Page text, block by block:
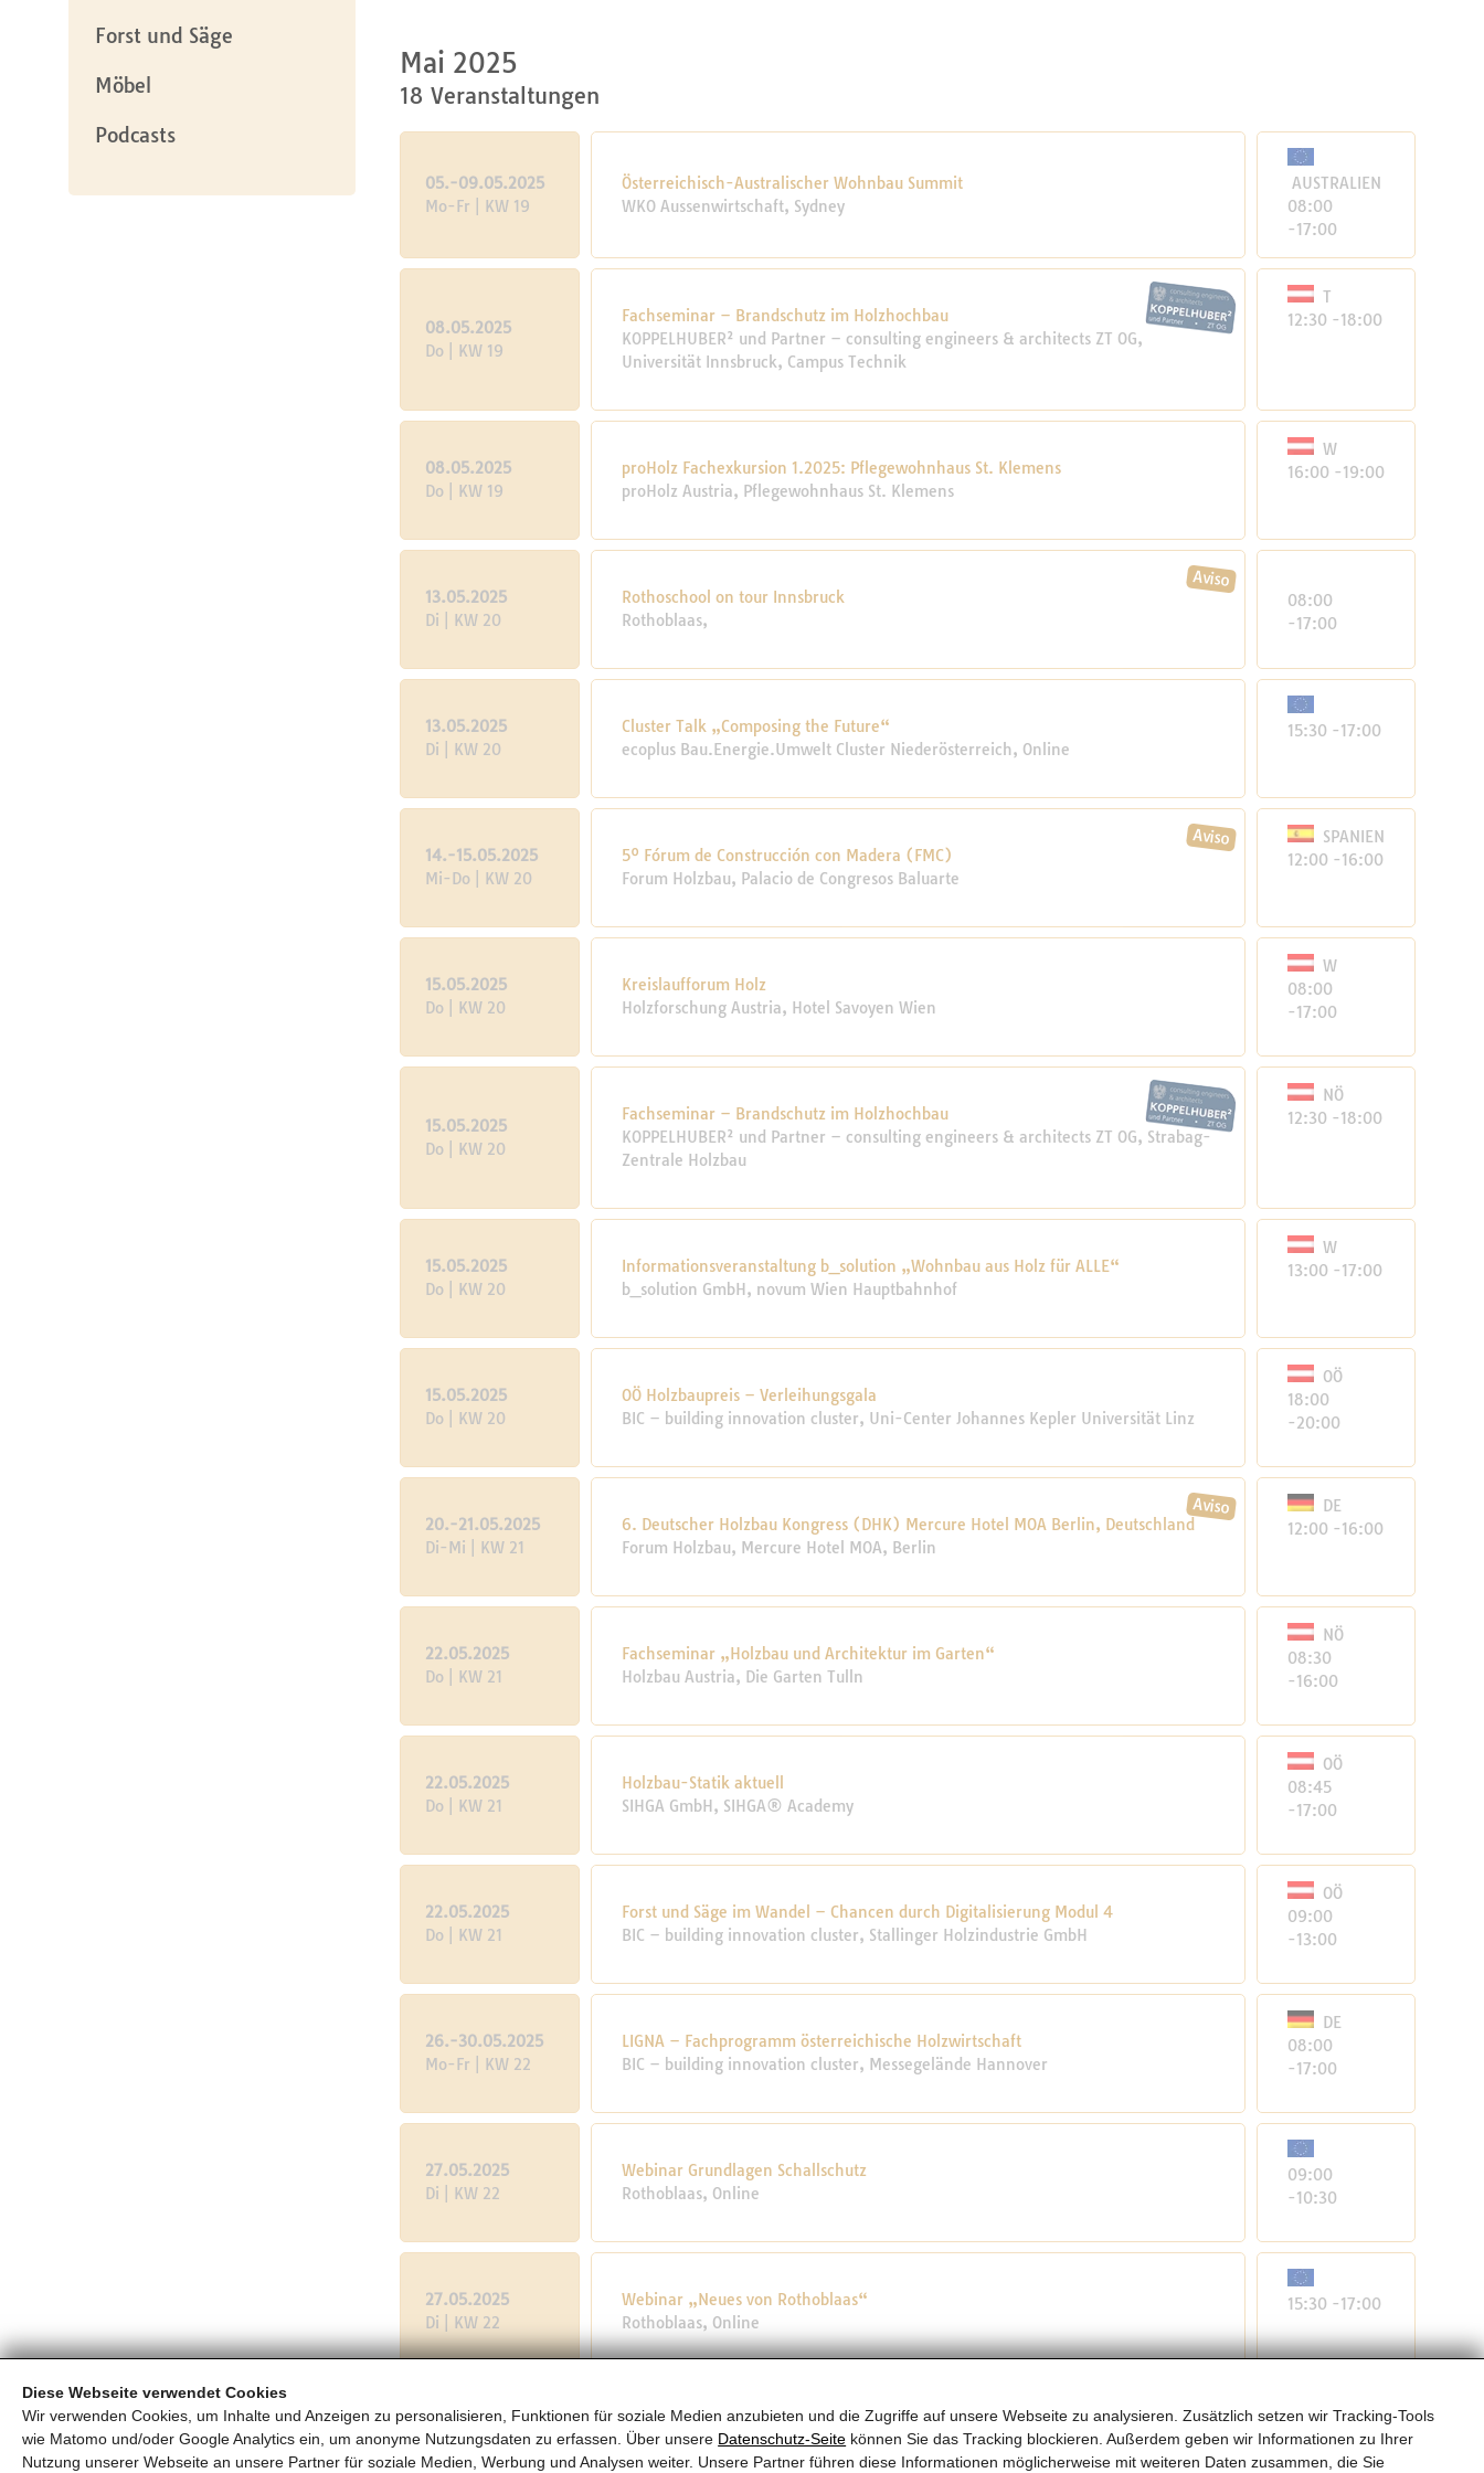
Diese Webseite verwendet Cookies
Wir verwenden Cookies, um Inhalte und Anzeigen zu personalisieren, Funktionen für soziale Medien anzubieten und die Zugriffe auf unsere Webseite zu analysieren. Zusätzlich setzen wir Tracking-Tools
wie Matomo und/oder Google Analytics ein, um anonyme Nutzungsdaten zu erfassen. Über unsere Datenschutz-Seite können Sie das Tracking blockieren. Außerdem geben wir Informationen zu Ihrer
Nutzung unserer Webseite an unsere Partner für soziale Medien, Werbung und Analysen weiter. Unsere Partner führen diese Informationen möglicherweise mit weiteren Daten zusammen, die Sie
Forst und Säge
Möbel
Podcasts
Mai 2025
18 Veranstaltungen
05.-09.05.2025
Mo-Fr | KW 19
Österreichisch-Australischer Wohnbau Summit
WKO Aussenwirtschaft, Sydney
AUSTRALIEN
08:00
-17:00
08.05.2025
Do | KW 19
Fachseminar – Brandschutz im Holzhochbau
KOPPELHUBER² und Partner – consulting engineers & architects ZT OG,
Universität Innsbruck, Campus Technik
T
12:30 -18:00
08.05.2025
Do | KW 19
proHolz Fachexkursion 1.2025: Pflegewohnhaus St. Klemens
proHolz Austria, Pflegewohnhaus St. Klemens
W
16:00 -19:00
13.05.2025
Di | KW 20
Rothoschool on tour Innsbruck
Rothoblaas,
08:00
-17:00
13.05.2025
Di | KW 20
Cluster Talk „Composing the Future“
ecoplus Bau.Energie.Umwelt Cluster Niederösterreich, Online
15:30 -17:00
14.-15.05.2025
Mi-Do | KW 20
5º Fórum de Construcción con Madera (FMC)
Forum Holzbau, Palacio de Congresos Baluarte
SPANIEN
12:00 -16:00
15.05.2025
Do | KW 20
Kreislaufforum Holz
Holzforschung Austria, Hotel Savoyen Wien
W
08:00
-17:00
15.05.2025
Do | KW 20
Fachseminar – Brandschutz im Holzhochbau
KOPPELHUBER² und Partner – consulting engineers & architects ZT OG, Strabag-
Zentrale Holzbau
NÖ
12:30 -18:00
15.05.2025
Do | KW 20
Informationsveranstaltung b_solution „Wohnbau aus Holz für ALLE“
b_solution GmbH, novum Wien Hauptbahnhof
W
13:00 -17:00
15.05.2025
Do | KW 20
OÖ Holzbaupreis – Verleihungsgala
BIC – building innovation cluster, Uni-Center Johannes Kepler Universität Linz
OÖ
18:00
-20:00
20.-21.05.2025
Di-Mi | KW 21
6. Deutscher Holzbau Kongress (DHK) Mercure Hotel MOA Berlin, Deutschland
Forum Holzbau, Mercure Hotel MOA, Berlin
DE
12:00 -16:00
22.05.2025
Do | KW 21
Fachseminar „Holzbau und Architektur im Garten“
Holzbau Austria, Die Garten Tulln
NÖ
08:30
-16:00
22.05.2025
Do | KW 21
Holzbau-Statik aktuell
SIHGA GmbH, SIHGA® Academy
OÖ
08:45
-17:00
22.05.2025
Do | KW 21
Forst und Säge im Wandel – Chancen durch Digitalisierung Modul 4
BIC – building innovation cluster, Stallinger Holzindustrie GmbH
OÖ
09:00
-13:00
26.-30.05.2025
Mo-Fr | KW 22
LIGNA – Fachprogramm österreichische Holzwirtschaft
BIC – building innovation cluster, Messegelände Hannover
DE
08:00
-17:00
27.05.2025
Di | KW 22
Webinar Grundlagen Schallschutz
Rothoblaas, Online
09:00
-10:30
27.05.2025
Di | KW 22
Webinar „Neues von Rothoblaas“
Rothoblaas, Online
15:30 -17:00
21.-21.05.2025
Do-Mi | KW 21
Webinar Verbindungsmittel
Rothoblaas, Online
15:30 -16:30